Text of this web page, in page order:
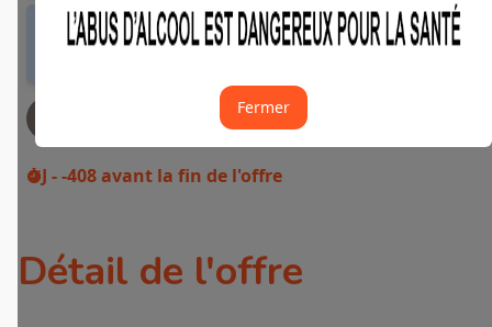
Fermer
JE DEMANDE MON REMBOURSEMENT
Offre valable dans tous les magasins et drives
J - -408avant la fin de l'offre
Détail de l'offre